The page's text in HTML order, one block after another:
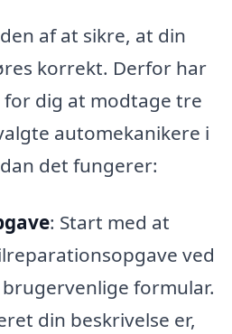
af at sikre, at din
korrekt. Derfor har
dig at modtage tre
automekanikere i
det fungerer:
: Start med at
ved
formular.
din beskrivelse er,